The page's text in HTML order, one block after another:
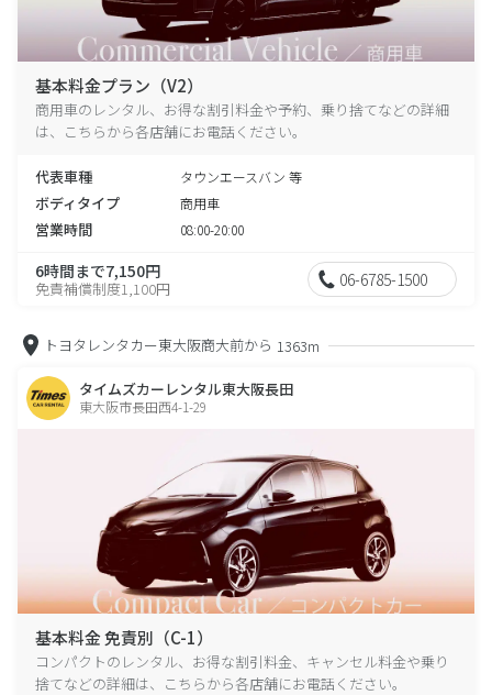
基本料金プラン（V2）
商用車のレンタル、お得な割引料金や予約、乗り捨てなどの詳細
は、こちらから各店舗にお電話ください。
代表車種 タウンエースバン 等
ボディタイプ 商用車
営業時間 08:00-20:00
6時間まで7,150円
免責補償制度1,100円 06-6785-1500
トヨタレンタカー東大阪商大前から 1363m
タイムズカーレンタル東大阪長田
東大阪市長田西4-1-29
基本料金 免責別（C-1）
コンパクトのレンタル、お得な割引料金、キャンセル料金や乗り
捨てなどの詳細は、こちらから各店舗にお電話ください。